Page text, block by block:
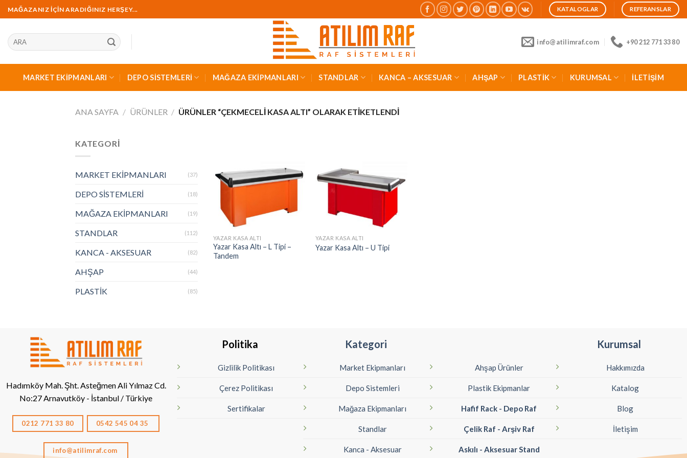
İçeriğe
geç
MAĞAZANIZ İÇİN ARADIĞINIZ HERŞEY... KATALOGLAR REFERANSLAR
Ara:
info@atilimraf.com +90 212 771 33 80
MARKET EKİPMANLARI DEPO SİSTEMLERİ MAĞAZA EKİPMANLARI STANDLAR KANCA – AKSESUAR AHŞAP PLASTİK KURUMSAL İLETİŞİM
ANA SAYFA / ÜRÜNLER / ÜRÜNLER “ÇEKMECELI KASA ALTI” OLARAK ETIKETLENDI
KATEGORİ
MARKET EKİPMANLARI (37)
DEPO SİSTEMLERİ (18)
MAĞAZA EKİPMANLARI (19)
STANDLAR (112)
KANCA - AKSESUAR (82)
AHŞAP (44)
PLASTİK (85)
YAZAR KASA ALTI
Yazar Kasa Altı – L Tipi –
Tandem
YAZAR KASA ALTI
Yazar Kasa Altı – U Tipi
Hadımköy Mah. Şht. Asteğmen Ali Yılmaz Cd.
No:27Arnavutköy - İstanbul / Türkiye
0212 771 33 80 0542 545 04 35
info@atilimraf.com
Politika
Gizlilik Politikası
Çerez Politikası
Sertifikalar
Kategori
Market Ekipmanları
Depo Sistemleri
Mağaza Ekipmanları
Standlar
Kanca - Aksesuar
Ahşap Ürünler
Plastik Ekipmanlar
Hafif Rack - Depo Raf
Çelik Raf - Arşiv Raf
Askılı - Aksesuar Stand
Kurumsal
Hakkımızda
Katalog
Blog
İletişim